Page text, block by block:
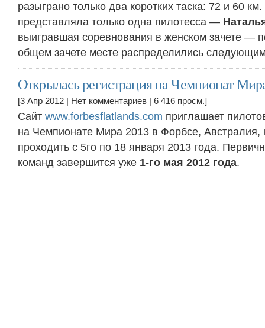
разыграно только два коротких таска: 72 и 60
представляла только одна пилотесса —
выигравшая соревнования в женском зачете —
общем зачете месте распределились
Открылась регистрация на Чемпионат
[3 Апр 2012 | Нет комментариев | 6 416 просм.]
Сайт www.forbesflatlands.com приглашает
на Чемпионате Мира 2013 в Форбсе, Австралия,
проходить с 5го по 18 января 2013 года.
команд завершится уже 1-го мая 2012 года.